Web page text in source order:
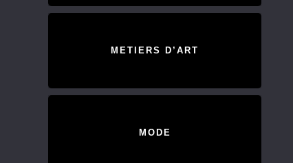
METIERS D’ART
MODE